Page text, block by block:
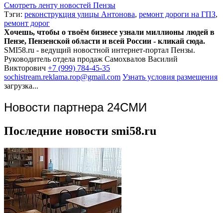
Смотреть ленту новостей Пензы
Тэги: реконструкция улицы Антонова, ремонт дороги на ГПЗ,
ремонт дорог
Хочешь, чтобы о твоём бизнесе узнали миллионы людей в
Пензе, Пензенской области и всей России - кликай сюда.
SMI58.ru - ведущий новостной интернет-портал Пензы.
Руководитель отдела продаж Самохвалов Василий
Викторович +7 (999) 784-45-35
sochistream.reklama.rop@gmail.com Узнать условия размещения
загрузка...
Новости партнера 24СМИ
Последние новости smi58.ru